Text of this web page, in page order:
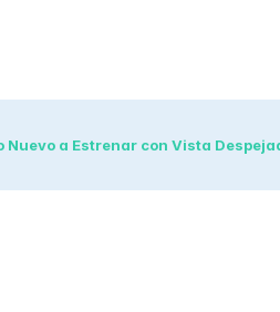
Nuevo a Estrenar con Vista